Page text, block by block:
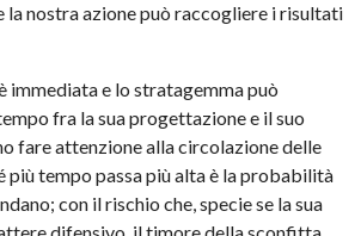
la nostra azione può raccogliere i risultati
immediata e lo stratagemma può
fra la sua progettazione e il suo
fare attenzione alla circolazione delle
più tempo passa più alta è la probabilità
con il rischio che, specie se la sua